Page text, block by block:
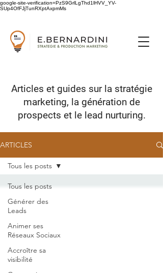
google-site-verification=PzS9GrlLgThd1lHVV_YV-
SUp4OfFJjTunRXptAxpmMs
Articles et guides surla stratégie
marketing, la génération de
prospects et le lead nurturing.
ARTICLES
Tous les posts
Générer des
Leads
Animer ses
Réseaux Sociaux
Accroître sa
visibilité
Tous les posts